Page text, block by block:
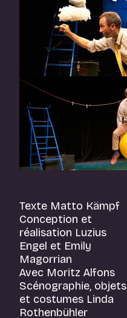
Texte Matto Kämpf
Conception et
réalisation Luzius
Engel et Emily
Magorrian
Avec Moritz Alfons
Scénographie, objets
et costumes Linda
Rothenbühler